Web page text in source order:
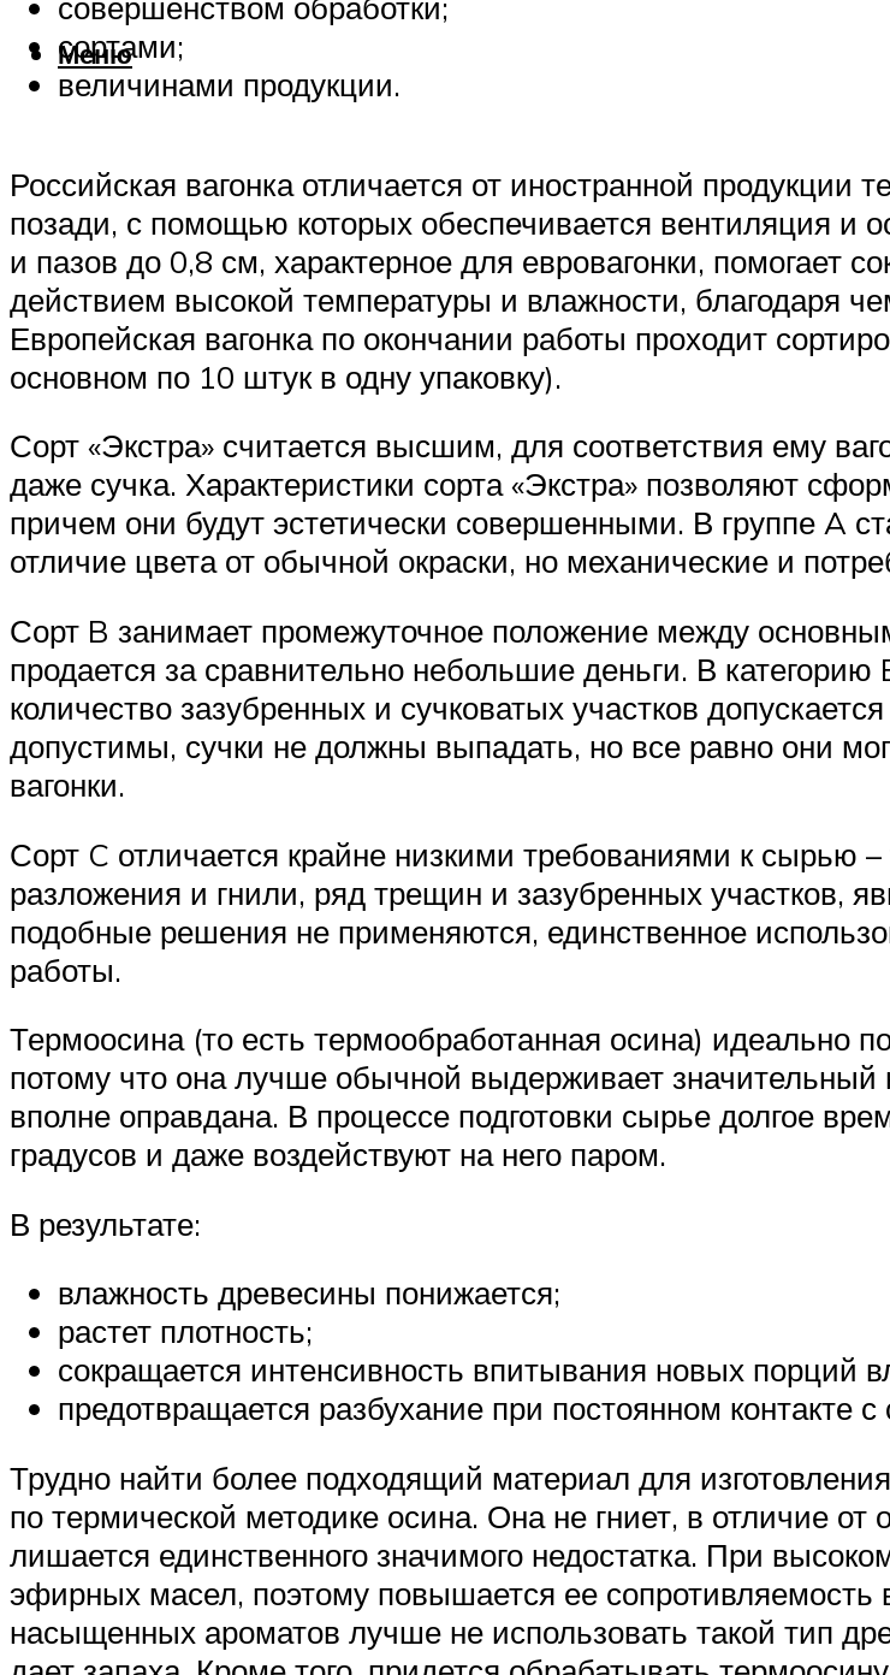
Меню
сортами;
величинами продукции.
Российская вагонка отличается от иностранной продукции
позади, с помощью которых обеспечивается вентиляция и
и пазов до 0,8 см, характерное для евровагонки, помогает
действием высокой температуры и влажности, благодаря
Европейская вагонка по окончании работы проходит
основном по 10 штук в одну упаковку).
Сорт «Экстра» считается высшим, для соответствия ему
даже сучка. Характеристики сорта «Экстра» позволяют
причем они будут эстетически совершенными. В группе A
отличие цвета от обычной окраски, но механические и
Сорт B занимает промежуточное положение между
продается за сравнительно небольшие деньги. В
количество зазубренных и сучковатых участков
допустимы, сучки не должны выпадать, но все равно они
вагонки.
Сорт C отличается крайне низкими требованиями к сырью
разложения и гнили, ряд трещин и зазубренных участков,
подобные решения не применяются, единственное
работы.
Термоосина (то есть термообработанная осина) идеально
потому что она лучше обычной выдерживает
вполне оправдана. В процессе подготовки сырье долгое
градусов и даже воздействуют на него паром.
В результате:
влажность древесины понижается;
растет плотность;
сокращается интенсивность впитывания новых порций
предотвращается разбухание при постоянном контакте
Трудно найти более подходящий материал для
по термической методике осина. Она не гниет, в отличие
лишается единственного значимого недостатка. При
эфирных масел, поэтому повышается ее
насыщенных ароматов лучше не использовать такой тип